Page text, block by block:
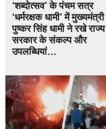
‘शब्दोत्सव’ के पंचम सत्र
‘धर्मरक्षक धामी’ में मुख्यमंत्री
पुष्कर सिंह धामी ने रखे राज्य
सरकार के संकल्प और
उपलब्धियां…